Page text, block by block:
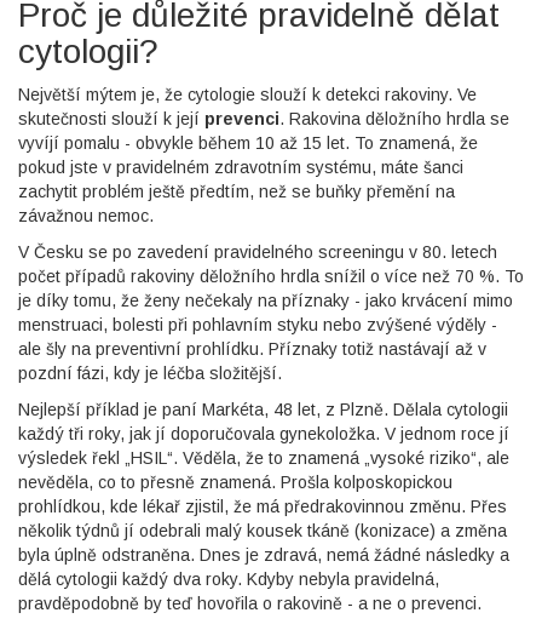
Proč je důležité pravidelně dělat
cytologii?
Největší mýtem je, že cytologie slouží k detekci rakoviny. Ve
skutečnosti slouží k její prevenci. Rakovina děložního hrdla se
vyvíjí pomalu - obvykle během 10 až 15 let. To znamená, že
pokud jste v pravidelném zdravotním systému, máte šanci
zachytit problém ještě předtím, než se buňky přemění na
závažnou nemoc.
V Česku se po zavedení pravidelného screeningu v 80. letech
počet případů rakoviny děložního hrdla snížil o více než 70 %. To
je díky tomu, že ženy nečekaly na příznaky - jako krvácení mimo
menstruaci, bolesti při pohlavním styku nebo zvýšené výděly -
ale šly na preventivní prohlídku. Příznaky totiž nastávají až v
pozdní fázi, kdy je léčba složitější.
Nejlepší příklad je paní Markéta, 48 let, z Plzně. Dělala cytologii
každý tři roky, jak jí doporučovala gynekoložka. V jednom roce jí
výsledek řekl „HSIL“. Věděla, že to znamená „vysoké riziko“, ale
nevěděla, co to přesně znamená. Prošla kolposkopickou
prohlídkou, kde lékař zjistil, že má předrakovinnou změnu. Přes
několik týdnů jí odebrali malý kousek tkáně (konizace) a změna
byla úplně odstraněna. Dnes je zdravá, nemá žádné následky a
dělá cytologii každý dva roky. Kdyby nebyla pravidelná,
pravděpodobně by teď hovořila o rakovině - a ne o prevenci.